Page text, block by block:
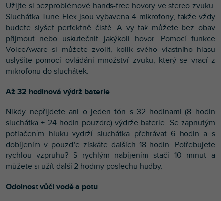
Užijte si bezproblémové hands-free hovory ve stereo zvuku.
Sluchátka Tune Flex jsou vybavena 4 mikrofony, takže vždy
budete slyšet perfektně čistě. A vy tak můžete bez obav
přijmout nebo uskutečnit jakýkoli hovor. Pomocí funkce
VoiceAware si můžete zvolit, kolik svého vlastního hlasu
uslyšíte pomocí ovládání množství zvuku, který se vrací z
mikrofonu do sluchátek.
Až 32 hodinová výdrž baterie
Nikdy nepřijdete ani o jeden tón s 32 hodinami (8 hodin
sluchátka + 24 hodin pouzdro) výdrže baterie. Se zapnutým
potlačením hluku vydrží sluchátka přehrávat 6 hodin a s
dobíjením v pouzdře získáte dalších 18 hodin. Potřebujete
rychlou vzpruhu? S rychlým nabíjením stačí 10 minut a
můžete si užít další 2 hodiny poslechu hudby.
Odolnost vůči vodě a potu